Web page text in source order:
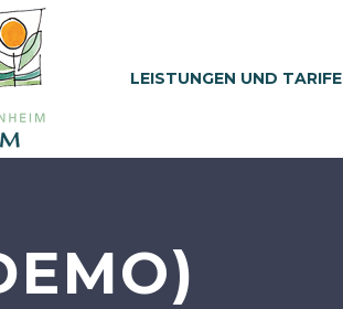
LEISTUNGEN UND TARIFE